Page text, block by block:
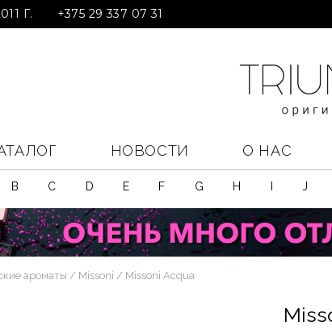
Г. +375 29 337 07 31
НОВОСТИ О НАС
B C D E F G H J
ароматы Missoni Missoni Acqua